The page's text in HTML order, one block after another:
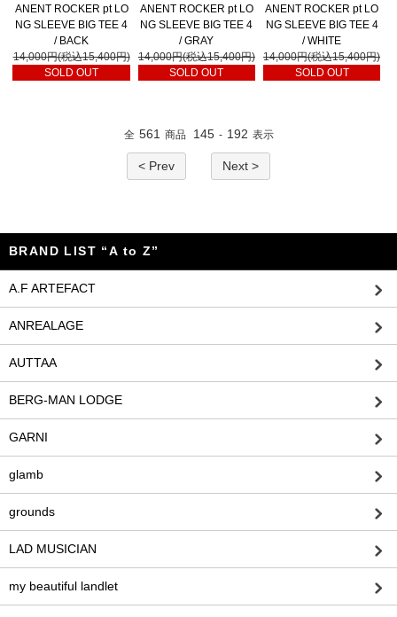
ANENT ROCKER pt LO
NG SLEEVE BIG TEE 4
/ BACK
14,000円(税込15,400円)
SOLD OUT
ANENT ROCKER pt LO
NG SLEEVE BIG TEE 4
/ GRAY
14,000円(税込15,400円)
SOLD OUT
ANENT ROCKER pt LO
NG SLEEVE BIG TEE 4
/ WHITE
14,000円(税込15,400円)
SOLD OUT
全 561 商品 145 - 192 表示
< Prev Next >
BRAND LIST “A to Z”
A.F ARTEFACT
ANREALAGE
AUTTAA
BERG-MAN LODGE
GARNI
glamb
grounds
LAD MUSICIAN
my beautiful landlet